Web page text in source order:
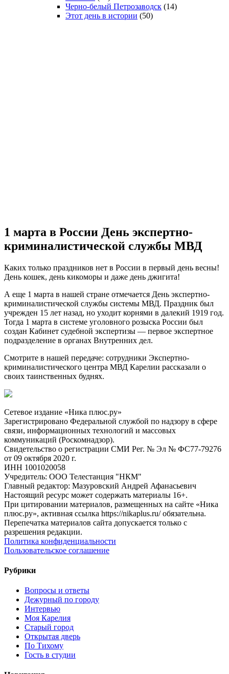
Черно-белый Петрозаводск (14)
Этот день в истории (50)
1 марта в России День экспертно-
криминалистической службы МВД
Каких только праздников нет в России в первый день весны!
День кошек, день кикоморы и даже день джигита!
А еще 1 марта в нашей стране отмечается День экспертно-
криминалистической службы системы МВД. Праздник был
учрежден 15 лет назад, но уходит корнями в далекий 1919 год.
Тогда 1 марта в системе уголовного розыска России был
создан Кабинет судебной экспертизы — первое экспертное
подразделение в органах Внутренних дел.
Смотрите в нашей передаче: сотрудники Экспертно-
криминалистического центра МВД Карелии рассказали о
своих таинственных буднях.
Сетевое издание «Ника плюс.ру»
Зарегистрировано Федеральной службой по надзору в сфере
связи, информационных технологий и массовых
коммуникаций (Роскомнадзор).
Свидетельство о регистрации СМИ Рег. № Эл № ФС77-79276
от 09 октября 2020 г.
ИНН 1001020058
Учредитель: ООО Телестанция "НКМ"
Главный редактор: Мазуровский Андрей Афанасьевич
Настоящий ресурс может содержать материалы 16+.
При цитировании материалов, размещенных на сайте «Ника
плюс.ру», активная ссылка https://nikaplus.ru/ обязательна.
Перепечатка материалов сайта допускается только с
разрешения редакции.
Политика конфиденциальности
Пользовательское соглашение
Рубрики
Вопросы и ответы
Дежурный по городу
Интервью
Моя Карелия
Старый город
Открытая дверь
По Тихому
Гость в студии